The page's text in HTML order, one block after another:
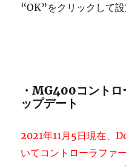
“OK”をクリックして設
・MG400コント
ップデート
2021年11月5日現在、
いてコントローラファ